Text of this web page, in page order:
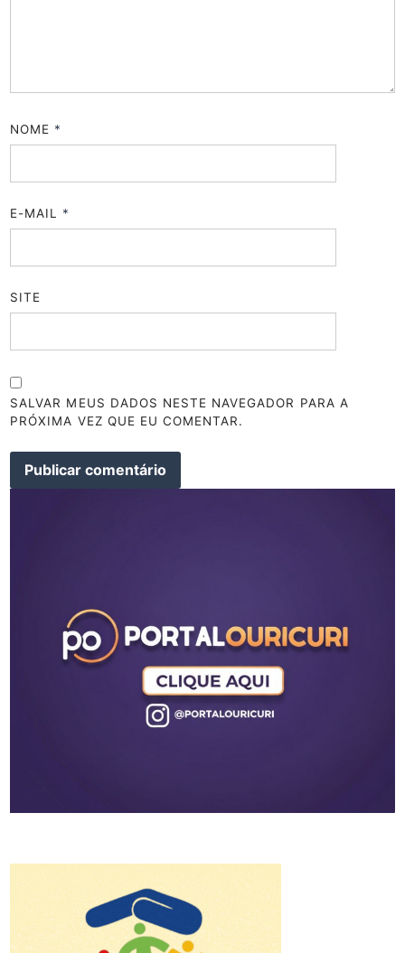
NOME *
E-MAIL *
SITE
SALVAR MEUS DADOS NESTE NAVEGADOR PARA A
PRÓXIMA VEZ QUE EU COMENTAR.